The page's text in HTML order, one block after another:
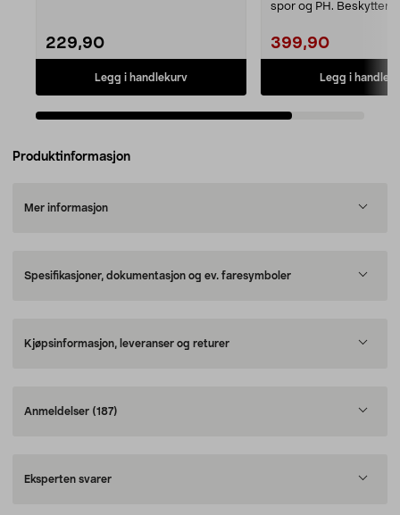
229,90
Legg i handlekurv
spor og PH. Beskytter
399,90
Legg i
Produktinformasjon
Mer informasjon
Spesifikasjoner, dokumentasjon og ev. faresymboler
Kjøpsinformasjon, leveranser og returer
Anmeldelser (187)
Eksperten svarer